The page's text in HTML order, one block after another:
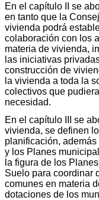
En el capítulo II se
en tanto que la
vivienda podrá
colaboración con los
materia de vivienda,
las iniciativas
construcción de
la vivienda a toda la
colectivos que
necesidad.
En el capítulo III se
vivienda, se definen
planificación,
y los Planes
la figura de los
Suelo para coordinar
comunes en materia
dotaciones de los